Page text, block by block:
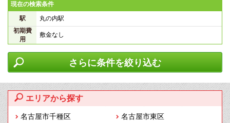
現在の検索条件
駅
丸の内駅
初期費
用
敷金なし
さらに条件を絞り込む
エリアから探す
名古屋市千種区
名古屋市東区